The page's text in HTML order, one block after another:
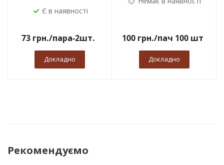
Є в наявності
73грн./пара-2шт.
Докладно
100грн./пач 100 шт
Докладно
Рекомендуємо